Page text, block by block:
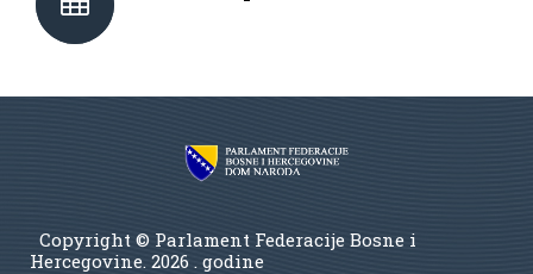
Copyright © Parlament Federacije Bosne i
Hercegovine. 2026 . godine